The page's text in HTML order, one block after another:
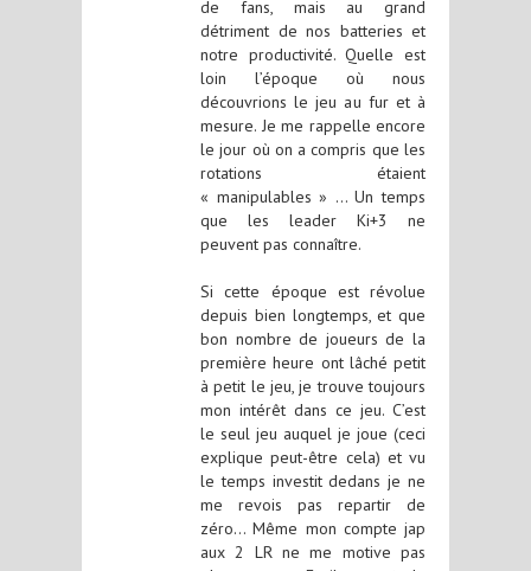
de fans, mais au grand
détriment de nos batteries et
notre productivité. Quelle est
loin l’époque où nous
découvrions le jeu au fur et à
mesure. Je me rappelle encore
le jour où on a compris que les
rotations étaient
« manipulables » … Un temps
que les leader Ki+3 ne
peuvent pas connaître.
Si cette époque est révolue
depuis bien longtemps, et que
bon nombre de joueurs de la
première heure ont lâché petit
à petit le jeu, je trouve toujours
mon intérêt dans ce jeu. C’est
le seul jeu auquel je joue (ceci
explique peut-être cela) et vu
le temps investit dedans je ne
me revois pas repartir de
zéro… Même mon compte jap
aux 2 LR ne me motive pas